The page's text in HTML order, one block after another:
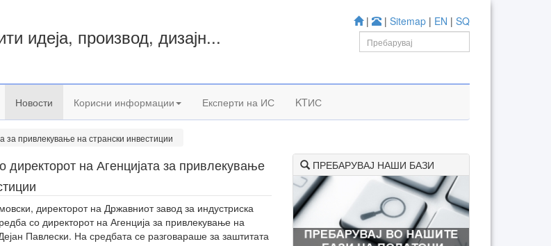
| | Sitemap | EN | SQ
идеја, производ, дизајн...
Новости Корисни информации Експерти на ИС KTИС
за привлекување на странски инвестиции
директорот на Агенцијата за привлекување
директорот на Државниот завод за индустриска
со директорот на Агенција за привлекување на
Павлески. На средбата се разговараше за заштитата
ПРЕБАРУВАЈ НАШИ БАЗИ